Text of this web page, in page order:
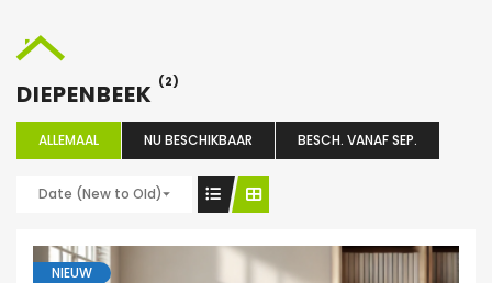
DIEPENBEEK (2)
ALLEMAAL NU BESCHIKBAAR BESCH. VANAF SEP.
Date (New to Old)
NIEUW